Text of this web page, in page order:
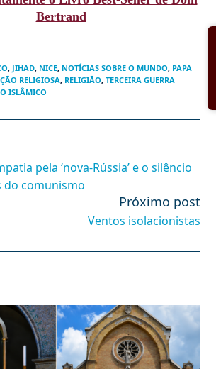
Bertrand
, JIHAD, NICE, NOTÍCIAS SOBRE O MUNDO, PAPA
RELIGIOSA, RELIGIÃO, TERCEIRA GUERRA
ISLÂMICO
pela ‘nova-Rússia’ e o silêncio
do comunismo
Próximo post
Ventos isolacionistas